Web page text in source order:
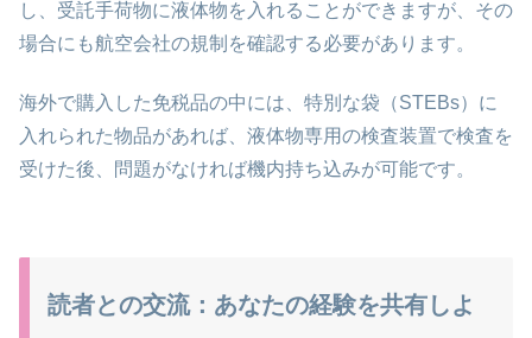
し、受託手荷物に液体物を入れることができますが、その
場合にも航空会社の規制を確認する必要があります。
海外で購入した免税品の中には、特別な袋（STEBs）に
入れられた物品があれば、液体物専用の検査装置で検査を
受けた後、問題がなければ機内持ち込みが可能です。
読者との交流：あなたの経験を共有しよ